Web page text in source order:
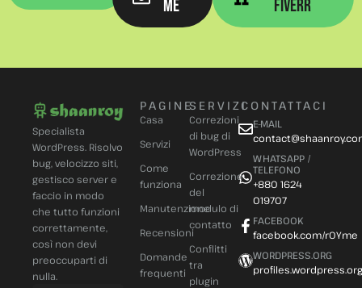
me
fiverr
Specialista
WordPress. Risolvo
bug, velocizzo siti,
gestisco server e
faccio in modo
che tutto funzioni
correttamente,
così non devi
preoccuparti di
nulla.
PAGINE
Casa
Servizi
Come
funziona
Manutenzione
Recensioni
Domande
frequenti
SERVIZI
Correzioni
di bug di
WordPress
Correzione
del
modulo di
contatto
Conflitti
tra
plugin
CONTATTACI
E-MAIL
WHATSAPP /
TELEFONO
+880 1624
019707
FACEBOOK
facebook.com/r0Yme
WORDPRESS.ORG